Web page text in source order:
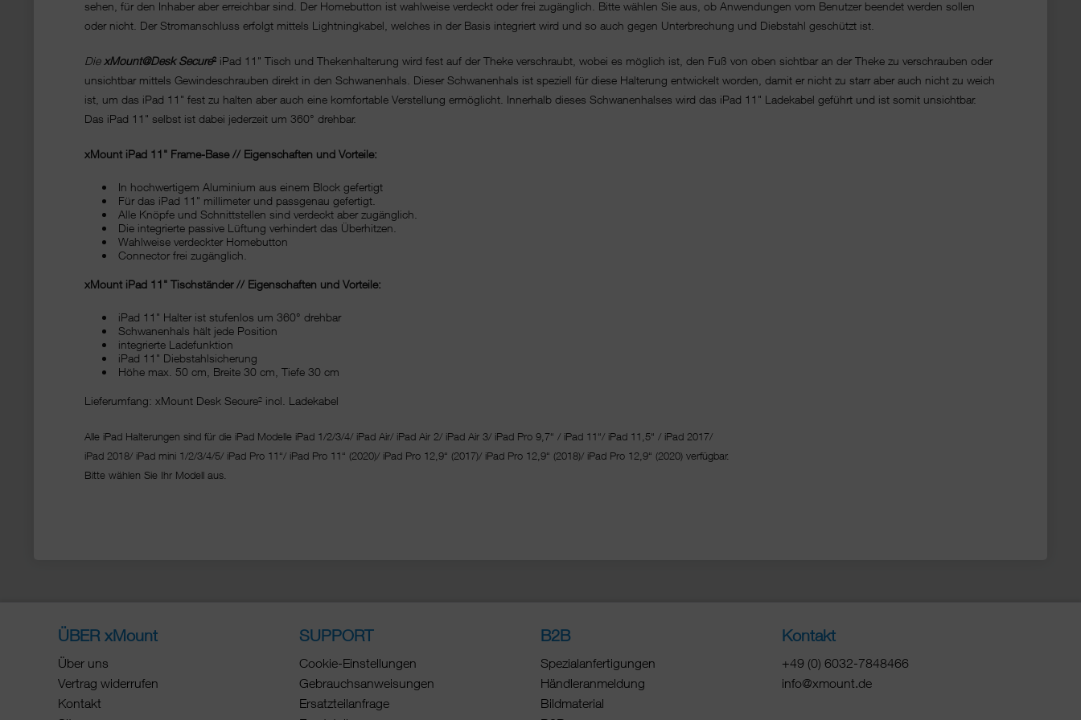
sehen, für den Inhaber aber erreichbar sind. Der Homebutton ist wahlweise verdeckt oder frei zugänglich. Bitte wählen Sie aus, ob Anwendungen vom Benutzer beendet werden sollen
oder nicht. Der Stromanschluss erfolgt mittels Lightningkabel, welches in der Basis integriert wird und so auch gegen Unterbrechung und Diebstahl geschützt ist.
Die xMount@Desk Secure² iPad 11" Tisch und Thekenhalterung wird fest auf der Theke verschraubt, wobei es möglich ist, den Fuß von oben sichtbar an der Theke zu verschrauben oder
unsichtbar mittels Gewindeschrauben direkt in den Schwanenhals. Dieser Schwanenhals ist speziell für diese Halterung entwickelt worden, damit er nicht zu starr aber auch nicht zu weich
ist, um das iPad 11" fest zu halten aber auch eine komfortable Verstellung ermöglicht. Innerhalb dieses Schwanenhalses wird das iPad 11" Ladekabel geführt und ist somit unsichtbar.
Das iPad 11" selbst ist dabei jederzeit um 360° drehbar.
xMount iPad 11" Frame-Base // Eigenschaften und Vorteile:
In hochwertigem Aluminium aus einem Block gefertigt
Für das iPad 11" millimeter und passgenau gefertigt.
Alle Knöpfe und Schnittstellen sind verdeckt aber zugänglich.
Die integrierte passive Lüftung verhindert das Überhitzen.
Wahlweise verdeckter Homebutton
Connector frei zugänglich.
xMount iPad 11" Tischständer // Eigenschaften und Vorteile:
iPad 11" Halter ist stufenlos um 360° drehbar
Schwanenhals hält jede Position
integrierte Ladefunktion
iPad 11" Diebstahlsicherung
Höhe max. 50 cm, Breite 30 cm, Tiefe 30 cm
Lieferumfang: xMount Desk Secure² incl. Ladekabel
Alle iPad Halterungen sind für die iPad Modelle iPad 1/2/3/4/ iPad Air/ iPad Air 2/ iPad Air 3/ iPad Pro 9,7“ / iPad 11“/ iPad 11,5“ / iPad 2017/
iPad 2018/ iPad mini 1/2/3/4/5/ iPad Pro 11“/ iPad Pro 11“ (2020)/ iPad Pro 12,9“ (2017)/ iPad Pro 12,9“ (2018)/ iPad Pro 12,9“ (2020) verfügbar.
Bitte wählen Sie Ihr Modell aus.
ÜBER xMount
Über uns
Vertrag widerrufen
Kontakt
SUPPORT
Cookie-Einstellungen
Gebrauchsanweisungen
Ersatzteilanfrage
B2B
Spezialanfertigungen
Händleranmeldung
Bildmaterial
Kontakt
+49 (0) 6032-7848466
info@xmount.de